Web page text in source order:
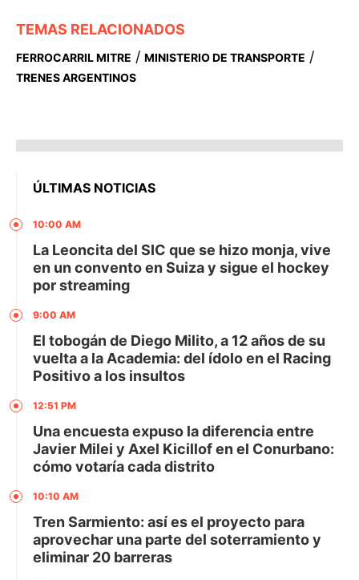
TEMAS RELACIONADOS
FERROCARRIL MITRE / MINISTERIO DE TRANSPORTE /
TRENES ARGENTINOS
ÚLTIMAS NOTICIAS
10:00 AM
La Leoncita del SIC que se hizo monja, vive
en un convento en Suiza y sigue el hockey
por streaming
9:00 AM
El tobogán de Diego Milito, a 12 años de su
vuelta a la Academia: del ídolo en el Racing
Positivo a los insultos
12:51 PM
Una encuesta expuso la diferencia entre
Javier Milei y Axel Kicillof en el Conurbano:
cómo votaría cada distrito
10:10 AM
Tren Sarmiento: así es el proyecto para
aprovechar una parte del soterramiento y
eliminar 20 barreras